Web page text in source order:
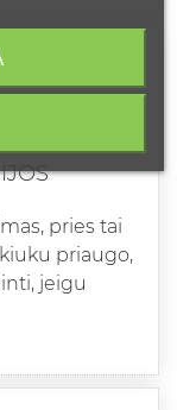
pries tai
priaugo,
jeigu